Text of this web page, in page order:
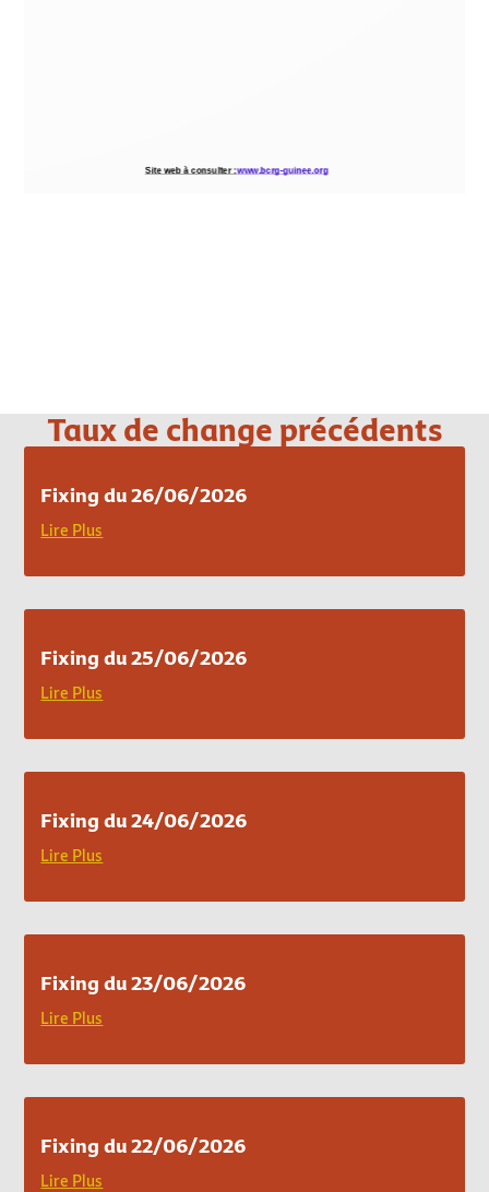
Taux de change précédents
Fixing du 26/06/2026
Lire Plus
Fixing du 25/06/2026
Lire Plus
Fixing du 24/06/2026
Lire Plus
Fixing du 23/06/2026
Lire Plus
Fixing du 22/06/2026
Lire Plus